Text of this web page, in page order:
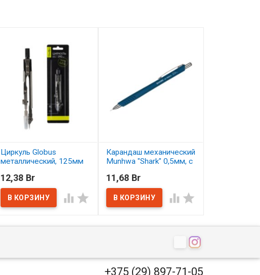
Циркуль Globus
металлический, 125мм
В наличии
12,38 Br
 
Карандаш механический
Munhwa "Shark" 0,5мм, с
В наличии
11,68 Br
 
+375 (29) 897-71-05